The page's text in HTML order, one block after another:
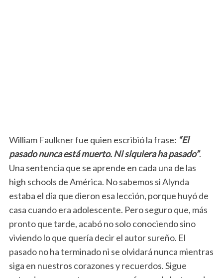
William Faulkner fue quien escribió la frase: “El
pasado nunca está muerto. Ni siquiera ha pasado”.
Una sentencia que se aprende en cada una de las
high schools de América. No sabemos si Alynda
estaba el día que dieron esa lección, porque huyó de
casa cuando era adolescente. Pero seguro que, más
pronto que tarde, acabó no solo conociendo sino
viviendo lo que quería decir el autor sureño. El
pasado no ha terminado ni se olvidará nunca mientras
siga en nuestros corazones y recuerdos. Sigue